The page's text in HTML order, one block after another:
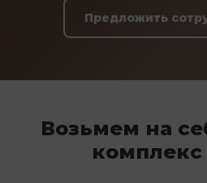
Предложить
Возьмем на
комплекс